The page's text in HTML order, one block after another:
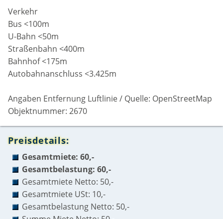
Verkehr
Bus <100m
U-Bahn <50m
Straßenbahn <400m
Bahnhof <175m
Autobahnanschluss <3.425m
Angaben Entfernung Luftlinie / Quelle: OpenStreetMap
Objektnummer: 2670
Preisdetails:
Gesamtmiete: 60,-
Gesamtbelastung: 60,-
Gesamtmiete Netto: 50,-
Gesamtmiete USt: 10,-
Gesamtbelastung Netto: 50,-